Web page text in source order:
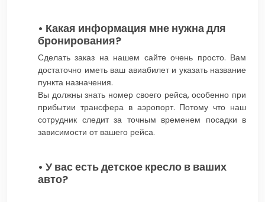
• Какая информация мне нужна для
бронирования?
Сделать заказ на нашем сайте очень просто. Вам
достаточно иметь ваш авиабилет и указать название
пункта назначения.
Вы должны знать номер своего рейса, особенно при
прибытии трансфера в аэропорт. Потому что наш
сотрудник следит за точным временем посадки в
зависимости от вашего рейса.
• У вас есть детское кресло в ваших
авто?